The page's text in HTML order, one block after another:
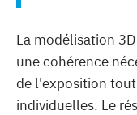
La modélisation
une cohérence
de l'exposition
individuelles. Le